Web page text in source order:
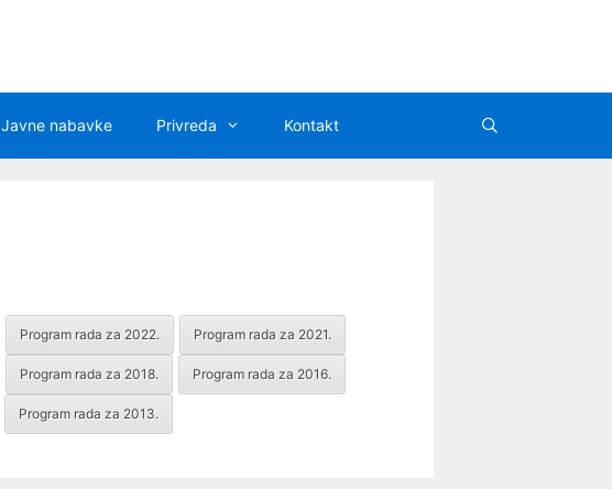
Javne nabavke Privreda Kontakt
Program rada za 2022. Program rada za 2021.
Program rada za 2018. Program rada za 2016.
Program rada za 2013.